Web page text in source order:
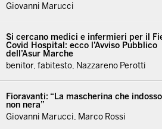
Giovanni Marucci
Si cercano medici e infermieri per il
Covid Hospital: ecco l’Avviso Pubblico
dell’Asur Marche
benitor, fabitesto, Nazzareno Perotti
Fioravanti: “La mascherina che
non nera”
Giovanni Marucci, Marco Rossi